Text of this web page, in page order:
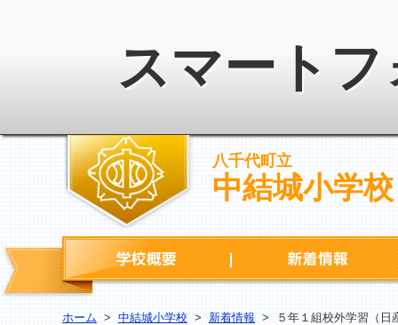
スマート
八千代町立
中結城小学校
学校概要
ホーム > 中結城小学校 > 新着情報 > ５年１組校外学習（